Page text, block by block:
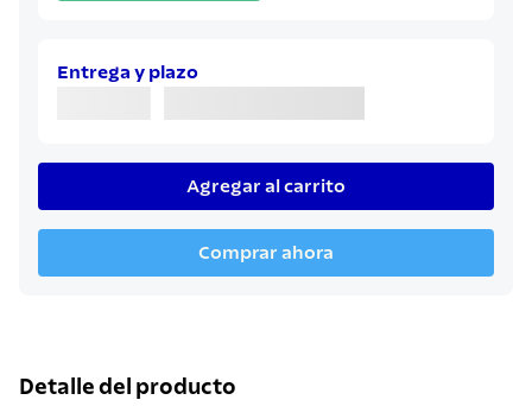
Entrega y plazo
Agregar al carrito
Comprar ahora
Detalle del producto